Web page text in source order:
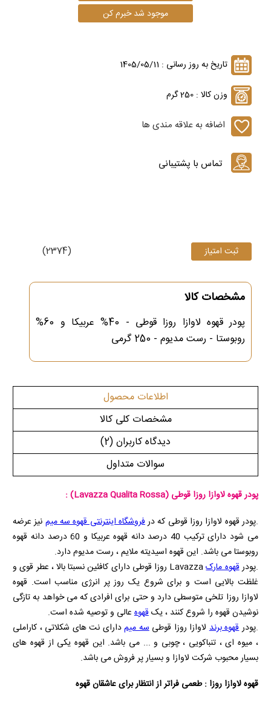
تاریخ به روز رسانی : 1405/05/11
وزن کالا : 250 گرم
اضافه به علاقه مندی ها
(2374)
مشخصات کالا
پودر قهوه لاوازا روزا قوطی - 40% عربیکا و 60%
روبوستا - رست مدیوم - 250 گرمی
اطلاعات محصول
مشخصات کلی کالا
دیدگاه کاربران(2)
سوالات متداول
پودر قهوه لاوازا روزا قوطی(Lavazza Qualita Rossa)
:
.پودر قهوه لاوازا روزا قوطی که درفروشگاه اینترنتی قهوه سه میم نیز عرضه
می شود دارای ترکیب 40 درصد دانه قهوه عربیکا و 60 درصد دانه قهوه
روبوستا می باشد. این قهوه اسیدیته ملایم ، رست مدیوم دارد.
.پودرقهوه مارکLavazza روزا قوطی دارای کافئین نسبتا بالا ، عطر قوی و
غلظت بالایی است و برای شروع یک روز پر انرژی مناسب است. قهوه
لاوازا روزا تلخی متوسطی دارد و حتی برای افرادی که می خواهد به تازگی
نوشیدن قهوه را شروع کنند ، یکقهوهعالی و توصیه شده است.
.پودرقهوه برندلاوازا روزا قوطیسه میمدارای نت های شکلاتی ، کاراملی
، میوه ای ، تنباکویی ، چوبی و ... می باشد. این قهوه یکی از قهوه های
بسیار محبوب شرکت لاوازا و بسیار پر فروش می باشد.
قهوه لاوازا روزا : طعمی فراتر از انتظار برای عاشقان قهوه